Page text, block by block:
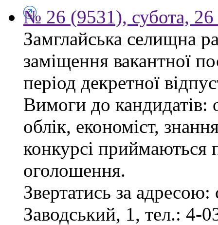
№ 26 (9531), субота, 26
Замглайська селищна
заміщення вакантної
період декретної
Вимоги до кандидатів:
облік, економіст,
конкурсі приймаються
оголошення.
Звертатись за
Заводський, 1, тел.: 4-